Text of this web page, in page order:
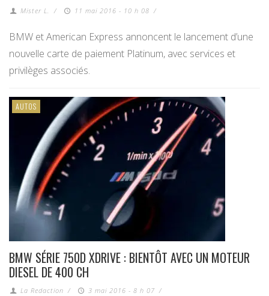
Mister L. / 11 mai 2016 - 10 h 08 /
BMW et American Express annoncent le lancement d’une
nouvelle carte de paiement Platinum, avec services et
privilèges associés.
AUTOS
BMW SÉRIE 750D XDRIVE : BIENTÔT AVEC UN MOTEUR
DIESEL DE 400 CH
La Redaction / 3 mai 2016 - 8 h 07 /